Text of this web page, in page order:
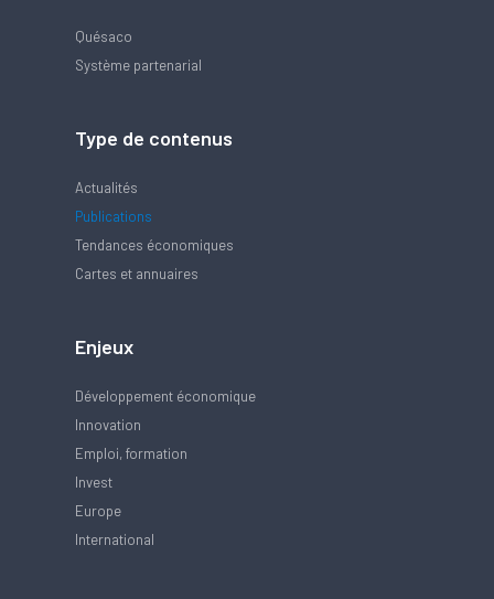
Quésaco
Système partenarial
Type de contenus
Actualités
Publications
Tendances économiques
Cartes et annuaires
Enjeux
Développement économique
Innovation
Emploi, formation
Invest
Europe
International